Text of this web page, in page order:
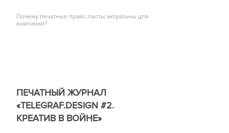
Почему печатные прайс-листы актуальны для
компаний?
ПЕЧАТНЫЙ ЖУРНАЛ
«TELEGRAF.DESIGN #2.
КРЕАТИВ В ВОЙНЕ»